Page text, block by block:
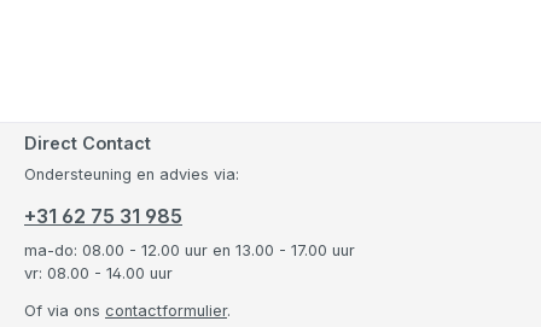
Direct Contact
Ondersteuning en advies via:
+31 62 75 31 985
ma-do: 08.00 - 12.00 uur en 13.00 - 17.00 uur
vr: 08.00 - 14.00 uur
Of via ons contactformulier.